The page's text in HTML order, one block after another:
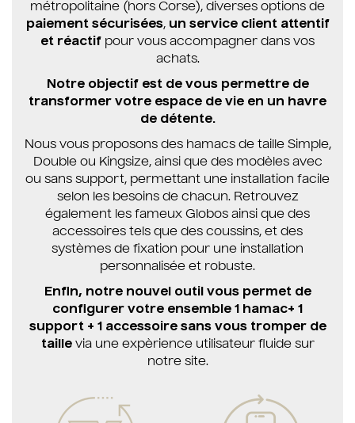
métropolitaine (hors Corse), diverses options de
paiement sécurisées, un service client attentif
et réactif pour vous accompagner dans vos
achats.
Notre objectif est de vous permettre de
transformer votre espace de vie en un havre
de détente.
Nous vous proposons des hamacs de taille Simple,
Double ou Kingsize, ainsi que des modèles avec
ou sans support, permettant une installation facile
selon les besoins de chacun. Retrouvez
également les fameux Globos ainsi que des
accessoires tels que des coussins, et des
systèmes de fixation pour une installation
personnalisée et robuste.
Enfin, notre nouvel outil vous permet de
configurer votre ensemble 1 hamac+ 1
support + 1 accessoire sans vous tromper de
taille via une expèrience utilisateur fluide sur
notre site.